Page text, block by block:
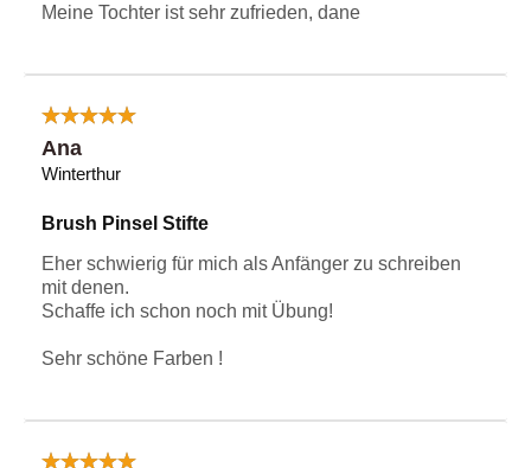
Meine Tochter ist sehr zufrieden, dane
Ana
Winterthur
Brush Pinsel Stifte
Eher schwierig für mich als Anfänger zu schreiben
mit denen.
Schaffe ich schon noch mit Übung!
Sehr schöne Farben !